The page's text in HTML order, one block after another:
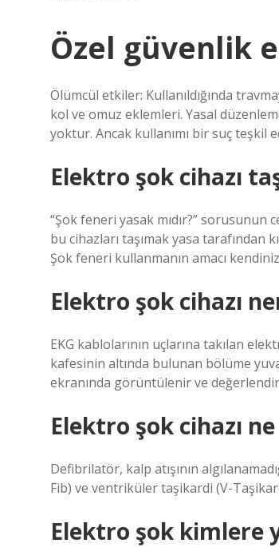
Özel güvenlik
Ölümcül etkiler: Kullanıldığında
kol ve omuz eklemleri. Yasal
yoktur. Ancak kullanımı bir suç teşkil
Elektro şok cihazı
“Şok feneri yasak mıdır?” sorusunun
bu cihazları taşımak yasa tarafından
Şok feneri kullanmanın amacı
Elektro şok cihazı
EKG kablolarının uçlarına takılan
kafesinin altında bulunan bölüme
ekranında görüntülenir ve
Elektro şok cihazı
Defibrilatör, kalp atışının
Fib) ve ventriküler taşikardi (V-
Elektro şok kimlere